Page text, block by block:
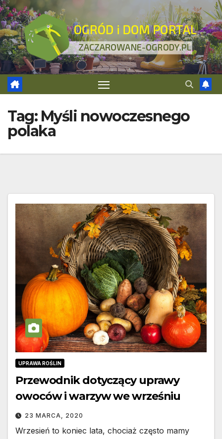
Skip
to
content
Tag: Myśli nowoczesnego
polaka
UPRAWA ROŚLIN
Przewodnik dotyczący uprawy
owoców i warzyw we wrześniu
23 MARCA, 2020
Wrzesień to koniec lata, chociaż często mamy